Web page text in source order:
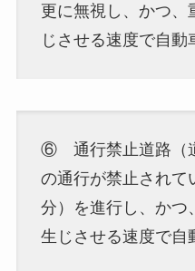
更に無視し、かつ、
じさせる速度で自動
⑥ 通行禁止道路（
の通行が禁止されて
分）を進行し、かつ
生じさせる速度で自